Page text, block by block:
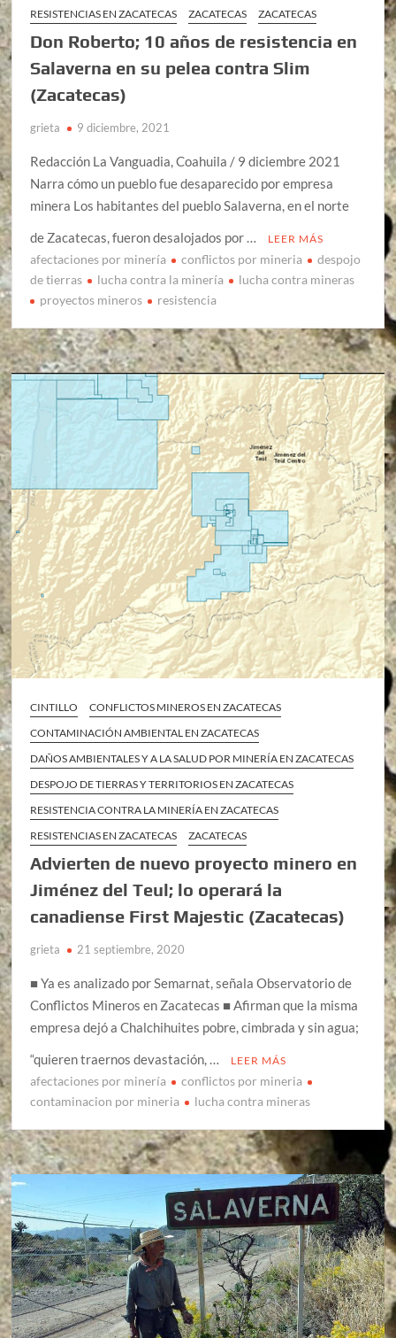
RESISTENCIAS EN ZACATECAS ZACATECAS ZACATECAS
Don Roberto; 10 años de resistencia en
Salaverna en su pelea contra Slim
(Zacatecas)
grieta 9 diciembre, 2021
Redacción La Vanguadia, Coahuila / 9 diciembre 2021
Narra cómo un pueblo fue desaparecido por empresa
minera Los habitantes del pueblo Salaverna, en el norte
de Zacatecas, fueron desalojados por …
LEER MÁS
afectaciones por minería conflictos por mineria
despojo
de tierras
lucha contra la minería
lucha contra mineras
proyectos mineros
resistencia
CINTILLO
CONFLICTOS MINEROS EN ZACATECAS
CONTAMINACIÓN AMBIENTAL EN ZACATECAS
DAÑOS AMBIENTALES Y A LA SALUD POR MINERÍA EN ZACATECAS
DESPOJO DE TIERRAS Y TERRITORIOS EN ZACATECAS
RESISTENCIA CONTRA LA MINERÍA EN ZACATECAS
RESISTENCIAS EN ZACATECAS
ZACATECAS
Advierten de nuevo proyecto minero en
Jiménez del Teul; lo operará la
canadiense First Majestic (Zacatecas)
grieta 21 septiembre, 2020
■ Ya es analizado por Semarnat, señala Observatorio de
Conflictos Mineros en Zacatecas ■ Afirman que la misma
empresa dejó a Chalchihuites pobre, cimbrada y sin agua;
“quieren traernos devastación, …
LEER MÁS
afectaciones por minería
conflictos por mineria
contaminacion por mineria
lucha contra mineras